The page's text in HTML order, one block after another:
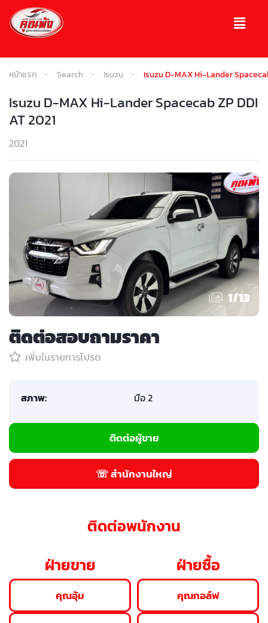
หน้าแรก Search Isuzu Isuzu D-MAX Hi-Lander
Isuzu D-MAX Hi-Lander Spacecab ZP DDI
AT 2021
2021
1/13
ติดต่อสอบถามราคา
เพิ่มในรายการโปรด
สภาพ: มือ 2
ติดต่อผู้ขาย
☏ สำนักงานใหญ่
ติดต่อพนักงาน
ฝ่ายขาย
คุณอุ้ม
ฝ่ายซื้อ
คุณกอล์ฟ